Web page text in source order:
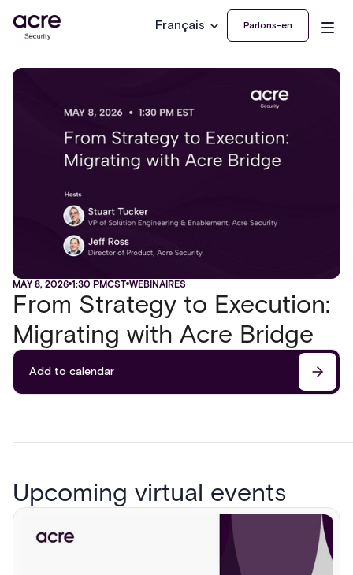
Français Parlons-en
MAY 8, 2026 1:30 PMCST WEBINAIRES
From Strategy to Execution:
Migrating with Acre Bridge
Add to calendar
Upcoming virtual events